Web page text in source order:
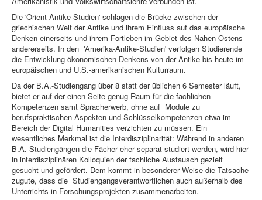
Die 'Orient-Antike-Studien' schlagen die Brücke zwischen der
griechischen Welt der Antike und ihrem Einfluss auf das europäische
Denken einerseits und ihrem Fortleben im Gebiet des Nahen Ostens
andererseits. In den 'Amerika-Antike-Studien' verfolgen Studierende
die Entwicklung ökonomischen Denkens von der Antike bis heute im
europäischen und U.S.-amerikanischen Kulturraum.
Da der B.A.-Studiengang über 8 statt der üblichen 6 Semester läuft,
bietet er auf der einen Seite genug Raum für die fachlichen
Kompetenzen samt Spracherwerb, ohne auf Module zu
berufspraktischen Aspekten und Schlüsselkompetenzen etwa im
Bereich der Digital Humanities verzichten zu müssen. Ein
wesentliches Merkmal ist die Interdisziplinarität: Während in anderen
B.A.-Studiengängen die Fächer eher separat studiert werden, wird hier
in interdisziplinären Kolloquien der fachliche Austausch gezielt
gesucht und gefördert. Dem kommt in besonderer Weise die Tatsache
zugute, dass die Studiengangsverantwortlichen auch außerhalb des
Unterrichts in Forschungsprojekten zusammenarbeiten.